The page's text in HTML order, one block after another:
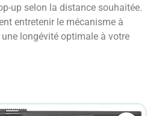
up selon la distance souhaitée.
entretenir le mécanisme à
longévité optimale à votre